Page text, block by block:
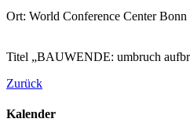
Ort: World Conference Center
Titel „BAUWENDE: umbruch
Zurück
Kalender